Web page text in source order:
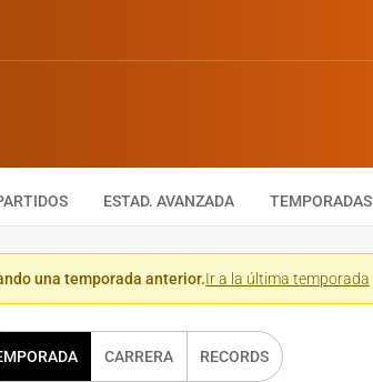
ESTAD. AVANZADA TEMPORADAS
una temporada anterior.Ir a la última temporada
CARRERA RECORDS